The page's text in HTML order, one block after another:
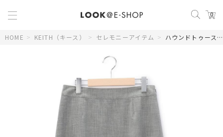
0
HOME > KEITH（キース） > セレモニーアイテム > ハウンドトゥーススカート